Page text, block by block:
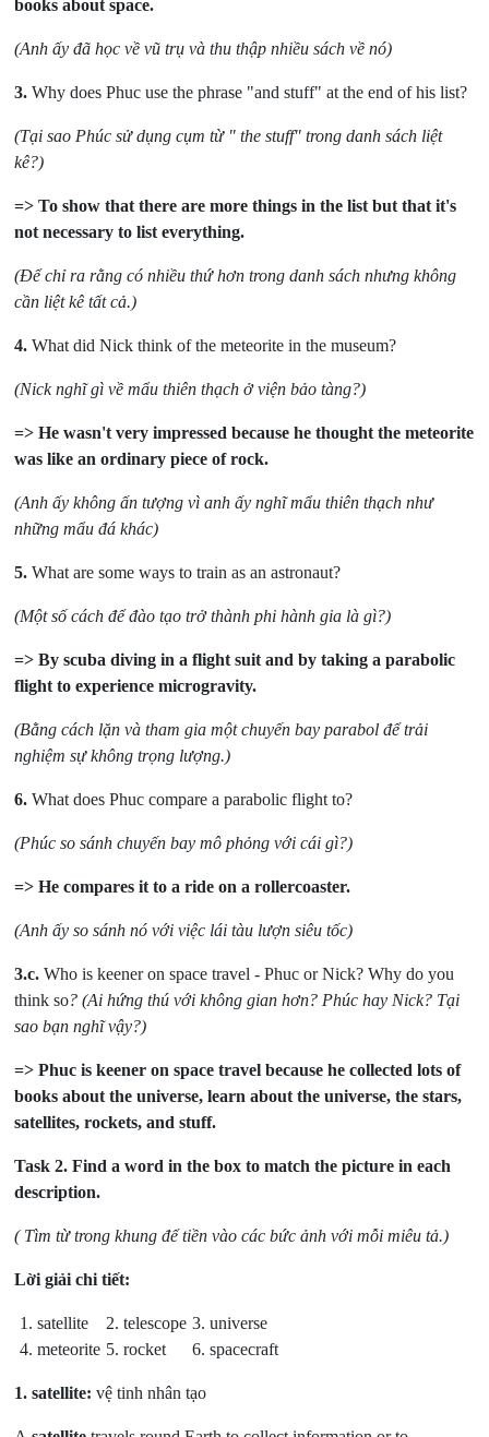
books about space.
(Anh ấy đã học về vũ trụ và thu thập nhiều sách về nó)
3. Why does Phuc use the phrase "and stuff" at the end of his list?
(Tại sao Phúc sử dụng cụm từ " the stuff" trong danh sách liệt
kê?)
=> To show that there are more things in the list but that it's
not necessary to list everything.
(Để chỉ ra rằng có nhiều thứ hơn trong danh sách nhưng không
cần liệt kê tất cả.)
4. What did Nick think of the meteorite in the museum?
(Nick nghĩ gì về mẩu thiên thạch ở viện bảo tàng?)
=> He wasn't very impressed because he thought the meteorite
was like an ordinary piece of rock.
(Anh ấy không ấn tượng vì anh ấy nghĩ mẩu thiên thạch như
những mẩu đá khác)
5. What are some ways to train as an astronaut?
(Một số cách để đào tạo trở thành phi hành gia là gì?)
=> By scuba diving in a flight suit and by taking a parabolic
flight to experience microgravity.
(Bằng cách lặn và tham gia một chuyến bay parabol để trải
nghiệm sự không trọng lượng.)
6. What does Phuc compare a parabolic flight to?
(Phúc so sánh chuyến bay mô phỏng với cái gì?)
=> He compares it to a ride on a rollercoaster.
(Anh ấy so sánh nó với việc lái tàu lượn siêu tốc)
3.c. Who is keener on space travel - Phuc or Nick? Why do you
think so? (Ai hứng thú với không gian hơn? Phúc hay Nick? Tại
sao bạn nghĩ vậy?)
=> Phuc is keener on space travel because he collected lots of
books about the universe, learn about the universe, the stars,
satellites, rockets, and stuff.
Task 2.Find a word in the box to match the picture in each
description.
( Tìm từ trong khung để tiền vào các bức ảnh với mỗi miêu tả.)
Lời giải chi tiết:
1. satellite 2. telescope 3. universe
4. meteorite 5. rocket 6. spacecraft
1. satellite: vệ tinh nhân tạo